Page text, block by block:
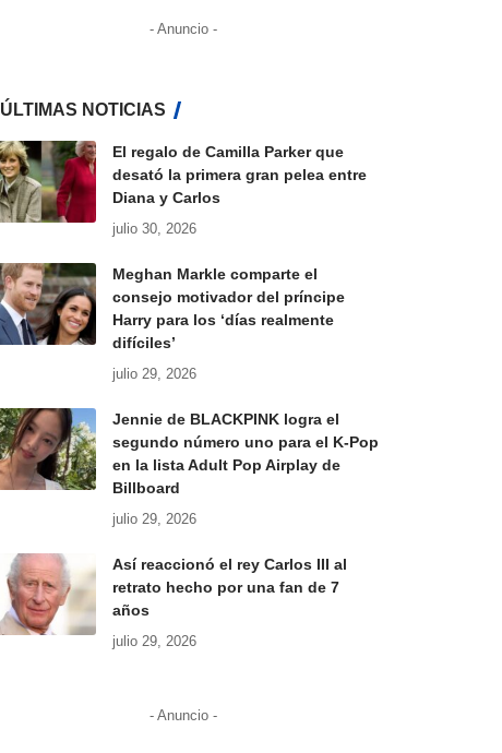
- Anuncio -
ÚLTIMAS NOTICIAS
El regalo de Camilla Parker que
desató la primera gran pelea entre
Diana y Carlos
julio 30, 2026
Meghan Markle comparte el
consejo motivador del príncipe
Harry para los ‘días realmente
difíciles’
julio 29, 2026
Jennie de BLACKPINK logra el
segundo número uno para el K-Pop
en la lista Adult Pop Airplay de
Billboard
julio 29, 2026
Así reaccionó el rey Carlos III al
retrato hecho por una fan de 7
años
julio 29, 2026
- Anuncio -